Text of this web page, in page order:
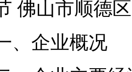
山市顺德区
业概况